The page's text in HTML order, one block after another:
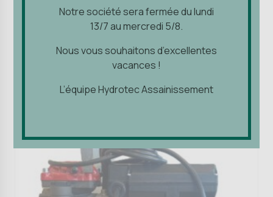
Ajouter au panier
Notre société sera fermée du lundi
13/7 au mercredi 5/8.
Nous vous souhaitons d’excellentes
vacances !
L’équipe Hydrotec Assainissement
Notre société sera fermée du lundi
13/7 au mercredi 5/8.
Nous vous souhaitons d’excellentes
vacances !
L’équipe Hydrotec Assainissement